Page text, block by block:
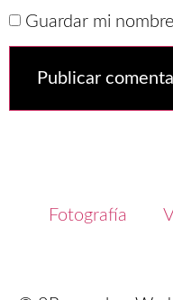
Guardar mi
Fotografía